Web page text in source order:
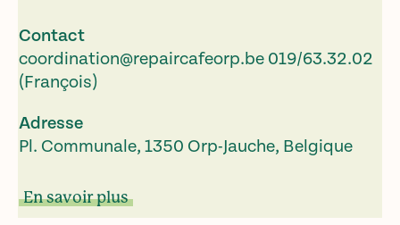
Contact
coordination@repaircafeorp.be 019/63.32.02
(François)
Adresse
Pl. Communale, 1350 Orp-Jauche, Belgique
En savoir plus